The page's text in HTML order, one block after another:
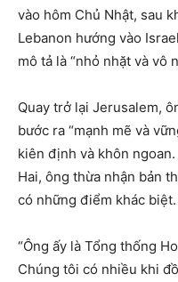
vào hôm Chủ Nhật, sau
Lebanon hướng vào
mô tả là “nhỏ nhặt và vô
Quay trở lại Jerusalem,
bước ra “mạnh mẽ và
kiên định và khôn
Hai, ông thừa nhận bản
có những điểm khác biệt.
“Ông ấy là Tổng thống
Chúng tôi có nhiều khi